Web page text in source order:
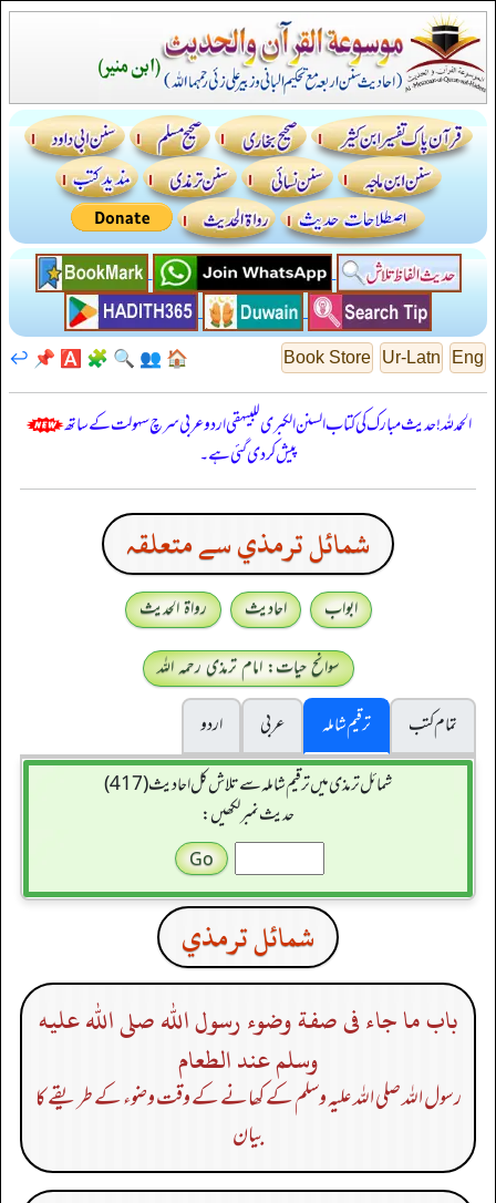
Eng
Ur-Latn
Book Store
🏠
👥
🔍
🧩
🅰️
📌
↩️
الحمدللہ! حدیث مبارک کی کتاب السنن الكبرى للبيهقي اردو عربی سرچ سہولت کے ساتھ
پیش کر دی گئی ہے۔
شمائل ترمذي سے متعلقہ
ابواب احادیث
رواۃ الحدیث
سوانح حیات: امام ترمذی رحمہ اللہ
تمام کتب
ترقیم شاملہ عربی
اردو
شمائل ترمذی میں ترقیم شاملہ سے تلاش کل احادیث (417)
حدیث نمبر لکھیں:
شمائل ترمذي
باب ما جاء فى صفة وضوء رسول الله صلى الله عليه
وسلم عند الطعام
رسول اللہ صلی اللہ علیہ وسلم کے کھانے کے وقت وضوء کے طریقے کا
بیان